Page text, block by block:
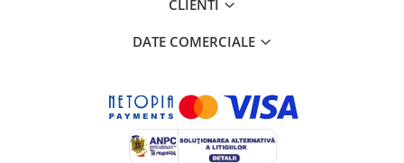
CLIENTI
DATE COMERCIALE